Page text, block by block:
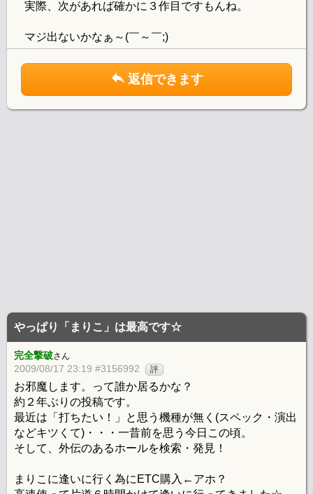
実際、次があれば確かに３作目ですもんね。
マジ出ないかなぁ～(￣～￣;)
返信できます
やっぱり「まりこ」は最高です☆
完全撃破さん
2009/08/17 23:19 #3156992 評
お邪魔します。って誰か居るかな？
約２年ぶりの投稿です。
最近は「打ちたい！」と思う機種が無く(スペック・演出
などキツくて)・・・一昔前を思う今日この頃。
そして、外伝のあるホールを検索・発見！
まりこに逢いに行く為にETC購入←アホ？